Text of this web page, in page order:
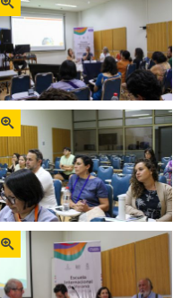
Zoom
Zoom